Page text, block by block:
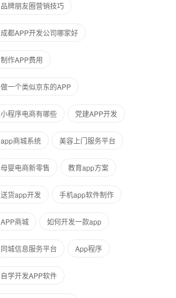
品牌朋友圈营销技巧
成都APP开发公司哪家好
制作APP费用
做一个类似京东的APP
小程序电商有哪些 党建APP开发
app商城系统 美容上门服务平台
母婴电商新零售 教育app方案
送货app开发 手机app软件制作
APP商城 如何开发一款app
同城信息服务平台 App程序
自学开发APP软件